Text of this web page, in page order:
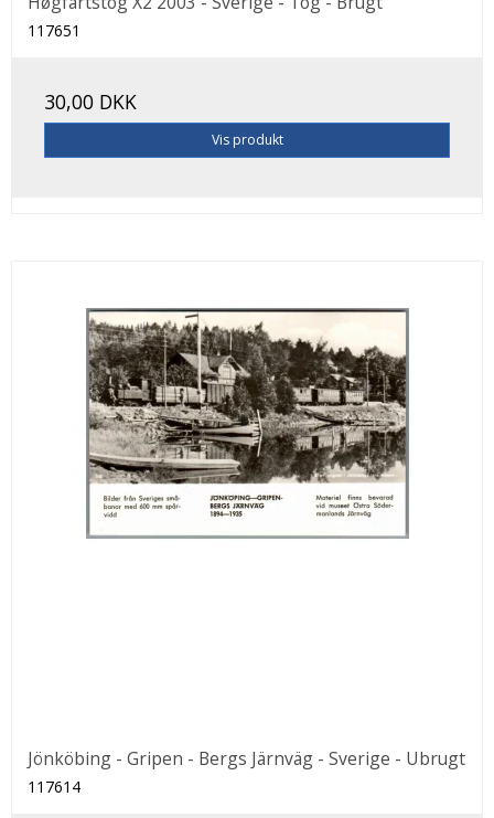
117651
30,00 DKK
Vis produkt
Jönköbing - Gripen - Bergs Järnväg - Sverige - Ubrugt
117614